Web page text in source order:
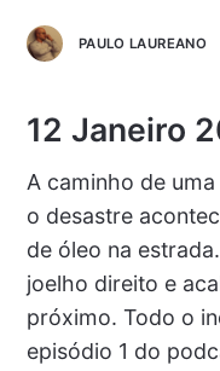
PAULO LAUREANO
12 Janeiro
A caminho de uma
o desastre
de óleo na
joelho direito e
próximo. Todo o
episódio 1 do